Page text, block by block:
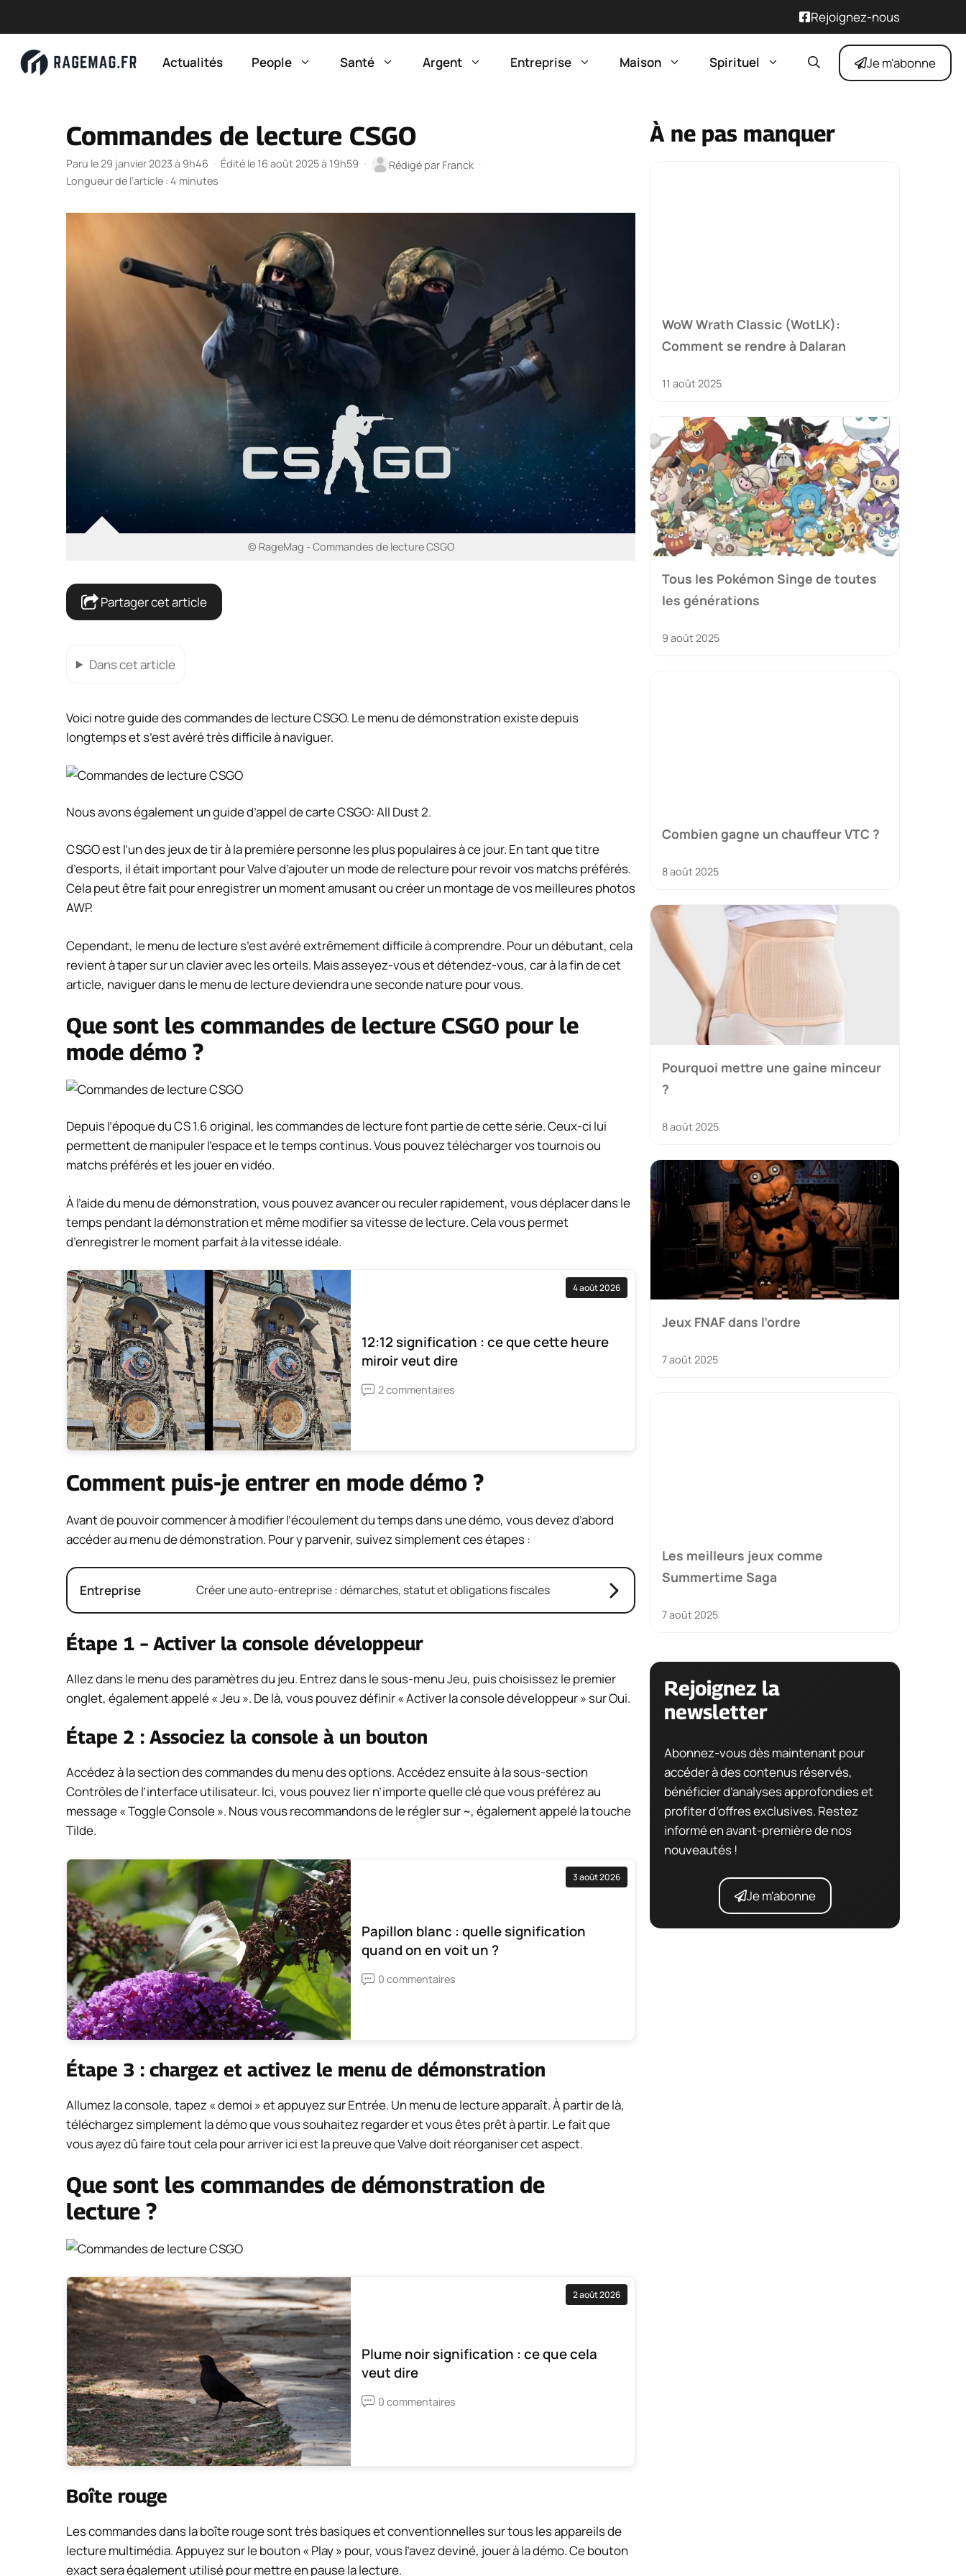
Rejoignez-nous
Actualités People Santé Argent Entreprise Maison Spirituel Je m'abonne
Commandes de lecture CSGO
Paru le 29 janvier 2023 à 9h46 · Édité le 16 août 2025 à 19h59 · Rédigé par Franck ·
Longueur de l’article : 4 minutes
© RageMag - Commandes de lecture CSGO
Partager cet article
Dans cet article
Voici notre guide des commandes de lecture CSGO. Le menu de démonstration existe depuis
longtemps et s’est avéré très difficile à naviguer.
Nous avons également un guide d’appel de carte CSGO: All Dust 2.
CSGO est l’un des jeux de tir à la première personne les plus populaires à ce jour. En tant que titre
d’esports, il était important pour Valve d’ajouter un mode de relecture pour revoir vos matchs préférés.
Cela peut être fait pour enregistrer un moment amusant ou créer un montage de vos meilleures photos
AWP.
Cependant, le menu de lecture s’est avéré extrêmement difficile à comprendre. Pour un débutant, cela
revient à taper sur un clavier avec les orteils. Mais asseyez-vous et détendez-vous, car à la fin de cet
article, naviguer dans le menu de lecture deviendra une seconde nature pour vous.
Que sont les commandes de lecture CSGO pour le
mode démo ?
Depuis l’époque du CS 1.6 original, les commandes de lecture font partie de cette série. Ceux-ci lui
permettent de manipuler l’espace et le temps continus. Vous pouvez télécharger vos tournois ou
matchs préférés et les jouer en vidéo.
À l’aide du menu de démonstration, vous pouvez avancer ou reculer rapidement, vous déplacer dans le
temps pendant la démonstration et même modifier sa vitesse de lecture. Cela vous permet
d’enregistrer le moment parfait à la vitesse idéale.
4 août 2026
12:12 signification : ce que cette heure
miroir veut dire
2 commentaires
Comment puis-je entrer en mode démo ?
Avant de pouvoir commencer à modifier l’écoulement du temps dans une démo, vous devez d’abord
accéder au menu de démonstration. Pour y parvenir, suivez simplement ces étapes :
Entreprise Créer une auto-entreprise : démarches, statut et obligations fiscales
Étape 1 – Activer la console développeur
Allez dans le menu des paramètres du jeu. Entrez dans le sous-menu Jeu, puis choisissez le premier
onglet, également appelé « Jeu ». De là, vous pouvez définir « Activer la console développeur » sur Oui.
Étape 2 : Associez la console à un bouton
Accédez à la section des commandes du menu des options. Accédez ensuite à la sous-section
Contrôles de l’interface utilisateur. Ici, vous pouvez lier n’importe quelle clé que vous préférez au
message « Toggle Console ». Nous vous recommandons de le régler sur ~, également appelé la touche
Tilde.
3 août 2026
Papillon blanc : quelle signification
quand on en voit un ?
0 commentaires
Étape 3 : chargez et activez le menu de démonstration
Allumez la console, tapez « demoi » et appuyez sur Entrée. Un menu de lecture apparaît. À partir de là,
téléchargez simplement la démo que vous souhaitez regarder et vous êtes prêt à partir. Le fait que
vous ayez dû faire tout cela pour arriver ici est la preuve que Valve doit réorganiser cet aspect.
Que sont les commandes de démonstration de
lecture ?
2 août 2026
Plume noir signification : ce que cela
veut dire
0 commentaires
Boîte rouge
Les commandes dans la boîte rouge sont très basiques et conventionnelles sur tous les appareils de
lecture multimédia. Appuyez sur le bouton « Play » pour, vous l’avez deviné, jouer à la démo. Ce bouton
exact sera également utilisé pour mettre en pause la lecture.
À ne pas manquer
WoW Wrath Classic (WotLK):
Comment se rendre à Dalaran
11 août 2025
Tous les Pokémon Singe de toutes
les générations
9 août 2025
Combien gagne un chauffeur VTC ?
8 août 2025
Pourquoi mettre une gaine minceur
?
8 août 2025
Jeux FNAF dans l’ordre
7 août 2025
Les meilleurs jeux comme
Summertime Saga
7 août 2025
Rejoignez la
newsletter
Abonnez-vous dès maintenant pour
accéder à des contenus réservés,
bénéficier d’analyses approfondies et
profiter d’offres exclusives. Restez
informé en avant-première de nos
nouveautés !
Je m'abonne